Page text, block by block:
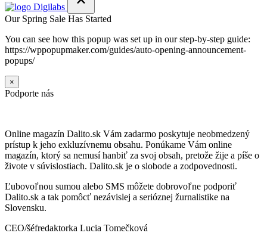
Our Spring Sale Has Started
You can see how this popup was set up in our step-by-step guide:
https://wppopupmaker.com/guides/auto-opening-announcement-
popups/
×
Podporte nás
Online magazín Dalito.sk Vám zadarmo poskytuje neobmedzený
prístup k jeho exkluzívnemu obsahu. Ponúkame Vám online
magazín, ktorý sa nemusí hanbiť za svoj obsah, pretože žije a píše o
živote v súvislostiach. Dalito.sk je o slobode a zodpovednosti.
Ľubovoľnou sumou alebo SMS môžete dobrovoľne podporiť
Dalito.sk a tak pomôcť nezávislej a serióznej žurnalistike na
Slovensku.
CEO/šéfredaktorka Lucia Tomečková